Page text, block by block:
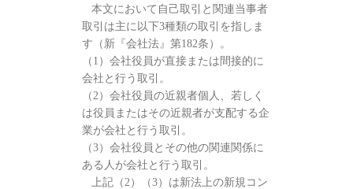
本文において自己取引と関連当事者
取引は主に以下3種類の取引を指しま
す（新『会社法』第182条）。
（1）会社役員が直接または間接的に
会社と行う取引。
（2）会社役員の近親者個人、若しく
は役員またはその近親者が支配する企
業が会社と行う取引。
（3）会社役員とその他の関連関係に
ある人が会社と行う取引。
上記（2）（3）は新法上の新規コン